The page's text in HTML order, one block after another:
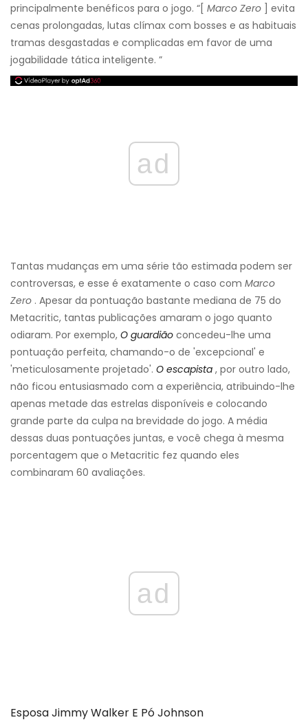
principalmente benéficos para o jogo. “[ Marco Zero ] evita
cenas prolongadas, lutas clímax com bosses e as habituais
tramas desgastadas e complicadas em favor de uma
jogabilidade tática inteligente. ”
ad
Tantas mudanças em uma série tão estimada podem ser
controversas, e esse é exatamente o caso com Marco
Zero . Apesar da pontuação bastante mediana de 75 do
Metacritic, tantas publicações amaram o jogo quanto
odiaram. Por exemplo, O guardião concedeu-lhe uma
pontuação perfeita, chamando-o de 'excepcional' e
'meticulosamente projetado'. O escapista , por outro lado,
não ficou entusiasmado com a experiência, atribuindo-lhe
apenas metade das estrelas disponíveis e colocando
grande parte da culpa na brevidade do jogo. A média
dessas duas pontuações juntas, e você chega à mesma
porcentagem que o Metacritic fez quando eles
combinaram 60 avaliações.
ad
Esposa Jimmy Walker E Pó Johnson